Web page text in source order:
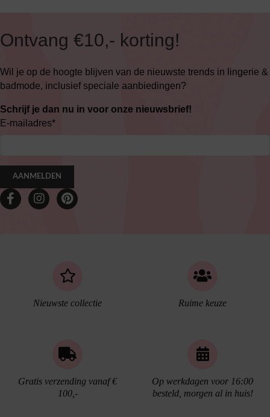
Ontvang €10,- korting!
Wil je op de hoogte blijven van de nieuwste trends in lingerie &
badmode, inclusief speciale aanbiedingen?
Schrijf je dan nu in voor onze nieuwsbrief!
E-mailadres*
AANMELDEN
Nieuwste collectie Ruime keuze
Gratis verzending vanaf €
100,-
Op werkdagen voor 16:00
besteld, morgen al in huis!